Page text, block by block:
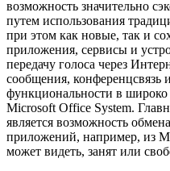
возможность значительно
путем использования
при этом как новые, так и
приложения, сервисы и
передачу голоса через
сообщения, конференцсвязь
функциональности в
Microsoft Office System.
является возможность
приложений, например, из
может видеть, занят или